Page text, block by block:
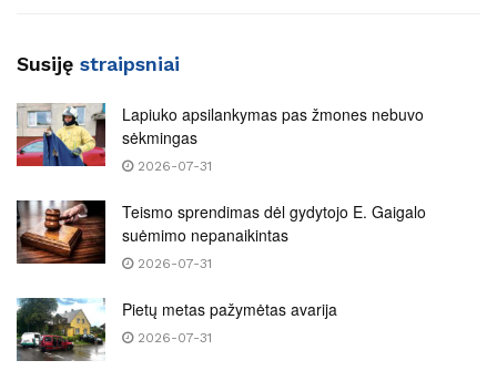
Susiję straipsniai
Lapiuko apsilankymas pas žmones nebuvo
sėkmingas
2026-07-31
Teismo sprendimas dėl gydytojo E. Gaigalo
suėmimo nepanaikintas
2026-07-31
Pietų metas pažymėtas avarija
2026-07-31